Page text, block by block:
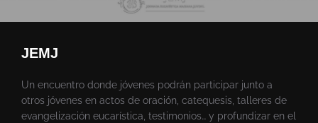
JEMJ
Un encuentro donde jóvenes podrán participar junto a
otros jóvenes en actos de oración, catequesis, talleres de
evangelización eucarística, testimonios… y profundizar en el